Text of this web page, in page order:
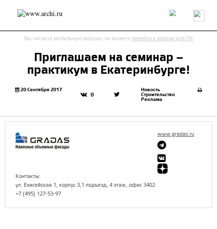
Россия Мир Технологии Интерьер Пресса
Архитекторы
send.project Анонсы конкурсов
Журнал
Интервью Исследование
Результаты конкурса
Репортаж
Рецензия Архитектура
Выставка
Книги
Наследие
Урбанистика
Эко
Вы читаете мобильную версию, но можете перейти к версии для ПК
Приглашаем на семинар –
практикум в Екатеринбурге!
20 Сентября 2017
0
Новость
Строительство
Реклама
www.gradas.ru
Контакты:
ул. Енисейская 1, корпус 3,1 подъезд, 4 этаж, офис 3402
+7 (495) 127-53-97